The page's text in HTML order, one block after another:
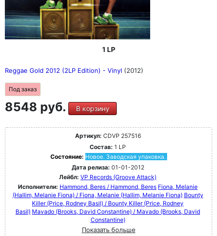
1 LP
Reggae Gold 2012 (2LP Edition) - Vinyl (2012)
Под заказ
8548 руб. В корзину
Артикул: CDVP 257516
Состав: 1 LP
Состояние: Новое. Заводская упаковка.
Дата релиза: 01-01-2012
Лейбл: VP Records (Groove Attack)
Исполнители: Hammond, Beres / Hammond, Beres Fiona, Melanie
(Hallim, Melanie Fiona) / Fiona, Melanie (Hallim, Melanie Fiona) Bounty
Killer (Price, Rodney Basil) / Bounty Killer (Price, Rodney
Basil) Mavado (Brooks, David Constantine) / Mavado (Brooks, David
Constantine)
Показать больше